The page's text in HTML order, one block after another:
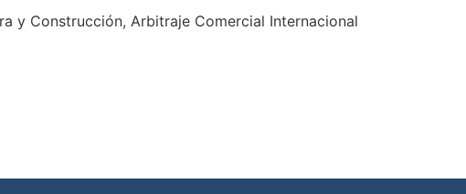
y Construcción, Arbitraje Comercial Internacional